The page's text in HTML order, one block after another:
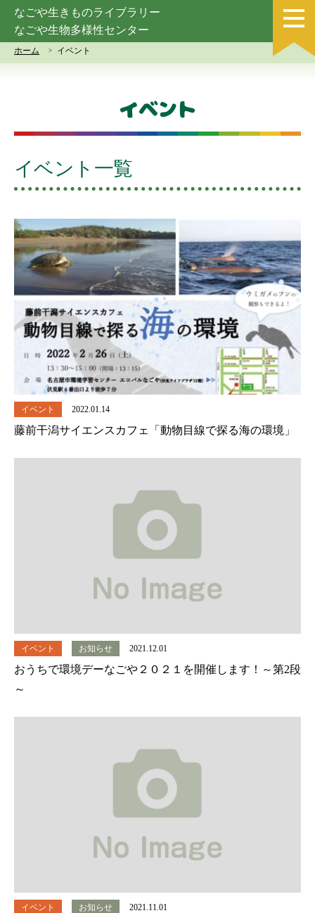
なごや生きものライブラリー
なごや生物多様性センター
ホーム イベント
イベント
イベント一覧
イベント 2022.01.14
藤前干潟サイエンスカフェ「動物目線で探る海の環境」
イベント お知らせ 2021.12.01
おうちで環境デーなごや２０２１を開催します！～第2段
～
イベント お知らせ 2021.11.01